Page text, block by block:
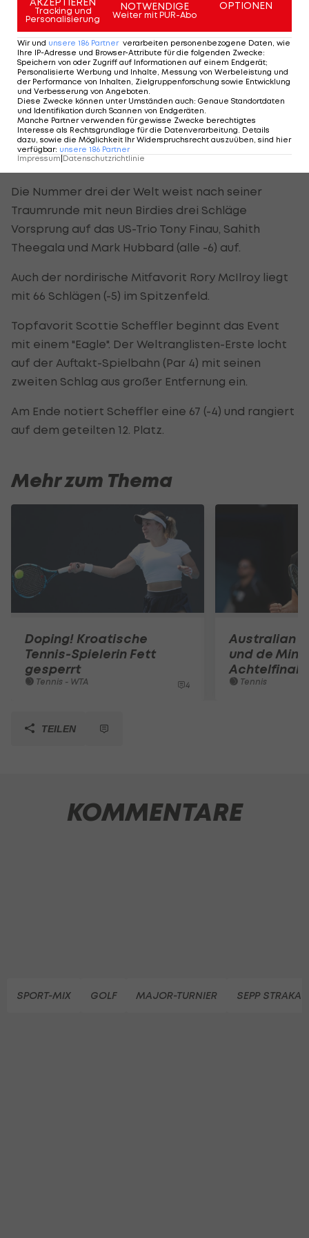
Olympiasieger Xander Schauffele glänzt
mit famoser 62
Eine blitzsaubere und bogeyfreie Auftakt-Runde
zeigt der US-Amerikaner Xander Schauffele. Der
Olympiasieger von Tokio setzt sich mit 62
Schlägen (neun unter Par) an die Spitze des 156
Spieler umfassenden Feldes.
Die Nummer drei der Welt weist nach seiner
Traumrunde mit neun Birdies drei Schläge
Vorsprung auf das US-Trio Tony Finau, Sahith
Theegala und Mark Hubbard (alle -6) auf.
Auch der nordirische Mitfavorit Rory McIlroy liegt
mit 66 Schlägen (-5) im Spitzenfeld.
Topfavorit Scottie Scheffler beginnt das Event
mit einem "Eagle". Der Weltranglisten-Erste locht
auf der Auftakt-Spielbahn (Par 4) mit seinen
zweiten Schlag aus großer Entfernung ein.
Am Ende notiert Scheffler eine 67 (-4) und rangiert
auf dem geteilten 12. Platz.
Mehr zum Thema
Doping! Kroatische
Tennis-Spielerin Fett
gesperrt
Tennis - WTA 4
Australian
und de
Tennis
TEILEN
KOMMENTARE
SPORT-MIX GOLF MAJOR-TURNIER SEPP STRAKA
Tracking und
Personalisierung
NOTWENDIGE
Weiter mit PUR-Abo
OPTIONEN
Wir und unsere 186 Partner verarbeiten personenbezogene Daten, wie
Ihre IP-Adresse und Browser-Attribute für die folgenden Zwecke:
Speichern von oder Zugriff auf Informationen auf einem Endgerät;
Personalisierte Werbung und Inhalte, Messung von Werbeleistung und
der Performance von Inhalten, Zielgruppenforschung sowie Entwicklung
und Verbesserung von Angeboten.
Diese Zwecke können unter Umständen auch: Genaue Standortdaten
und Identifikation durch Scannen von Endgeräten.
Manche Partner verwenden für gewisse Zwecke berechtigtes
Interesse als Rechtsgrundlage für die Datenverarbeitung. Details
dazu, sowie die Möglichkeit Ihr Widerspruchsrecht auszuüben, sind hier
verfügbar: unsere 186 Partner
Impressum Datenschutzrichtlinie